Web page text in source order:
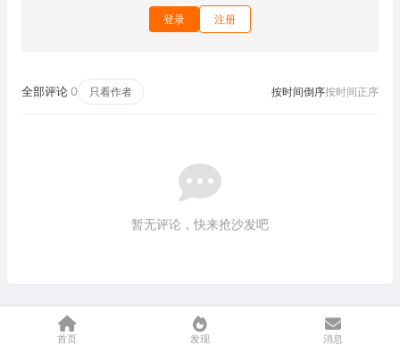
首页 发现 消息
登录 注册
全部评论 0 只看作者 按时间倒序按时间正序
暂无评论，快来抢沙发吧